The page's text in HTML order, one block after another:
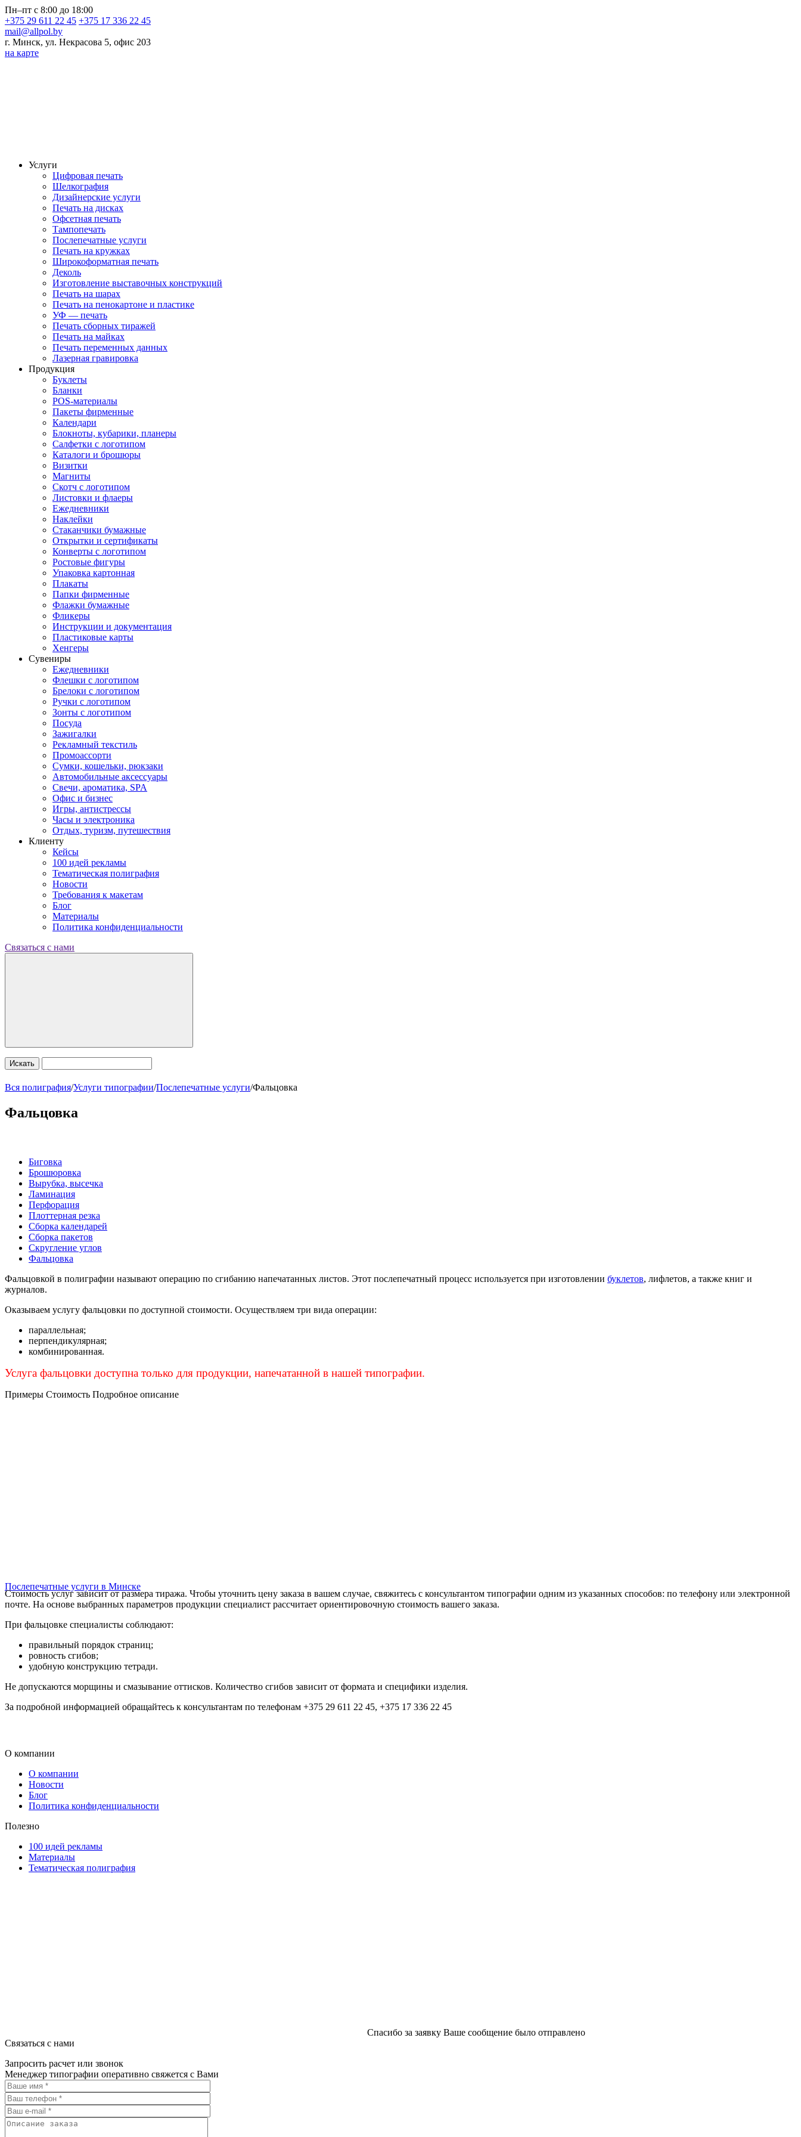
Пн–пт с 8:00 до 18:00
+375 29 611 22 45 +375 17 336 22 45
mail@allpol.by
г. Минск, ул. Некрасова 5, офис 203
на карте
Услуги
Цифровая печать
Шелкография
Дизайнерские услуги
Печать на дисках
Офсетная печать
Тампопечать
Послепечатные услуги
Печать на кружках
Широкоформатная печать
Деколь
Изготовление выставочных конструкций
Печать на шарах
Печать на пенокартоне и пластике
УФ — печать
Печать сборных тиражей
Печать на майках
Печать переменных данных
Лазерная гравировка
Продукция
Буклеты
Бланки
POS-материалы
Пакеты фирменные
Календари
Блокноты, кубарики, планеры
Салфетки с логотипом
Каталоги и брошюры
Визитки
Магниты
Скотч с логотипом
Листовки и флаеры
Ежедневники
Наклейки
Стаканчики бумажные
Открытки и сертификаты
Конверты с логотипом
Ростовые фигуры
Упаковка картонная
Плакаты
Папки фирменные
Флажки бумажные
Фликеры
Инструкции и документация
Пластиковые карты
Хенгеры
Сувениры
Ежедневники
Флешки с логотипом
Брелоки с логотипом
Ручки с логотипом
Зонты с логотипом
Посуда
Зажигалки
Рекламный текстиль
Промоассорти
Сумки, кошельки, рюкзаки
Автомобильные аксессуары
Свечи, ароматика, SPA
Офис и бизнес
Игры, антистрессы
Часы и электроника
Отдых, туризм, путешествия
Клиенту
Кейсы
100 идей рекламы
Тематическая полиграфия
Новости
Требования к макетам
Блог
Материалы
Политика конфиденциальности
Связаться с нами
Искать
Вся полиграфия/Услуги типографии/Послепечатные услуги/Фальцовка
Фальцовка
Биговка
Брошюровка
Вырубка, высечка
Ламинация
Перфорация
Плоттерная резка
Сборка календарей
Сборка пакетов
Скругление углов
Фальцовка
Фальцовкой в полиграфии называют операцию по сгибанию напечатанных листов. Этот послепечатный процесс используется при изготовлении буклетов, лифлетов, а также книг и
журналов.
Оказываем услугу фальцовки по доступной стоимости. Осуществляем три вида операции:
параллельная;
перпендикулярная;
комбинированная.
Услуга фальцовки доступна только для продукции, напечатанной в нашей типографии.
Примеры Стоимость Подробное описание
Послепечатные услуги в Минске
Стоимость услуг зависит от размера тиража. Чтобы уточнить цену заказа в вашем случае, свяжитесь с консультантом типографии одним из указанных способов: по телефону или электронной
почте. На основе выбранных параметров продукции специалист рассчитает ориентировочную стоимость вашего заказа.
При фальцовке специалисты соблюдают:
правильный порядок страниц;
ровность сгибов;
удобную конструкцию тетради.
Не допускаются морщины и смазывание оттисков. Количество сгибов зависит от формата и специфики изделия.
За подробной информацией обращайтесь к консультантам по телефонам +375 29 611 22 45, +375 17 336 22 45
О компании
О компании
Новости
Блог
Политика конфиденциальности
Полезно
100 идей рекламы
Материалы
Тематическая полиграфия
Спасибо за заявку Ваше сообщение было отправлено
Связаться с нами
Запросить расчет или звонок
Менеджер типографии оперативно свяжется с Вами